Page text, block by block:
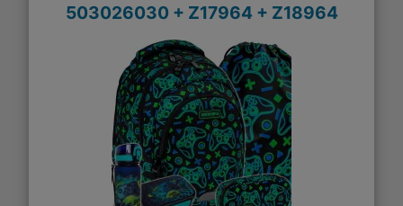
503026030 + Z17964 + Z18964